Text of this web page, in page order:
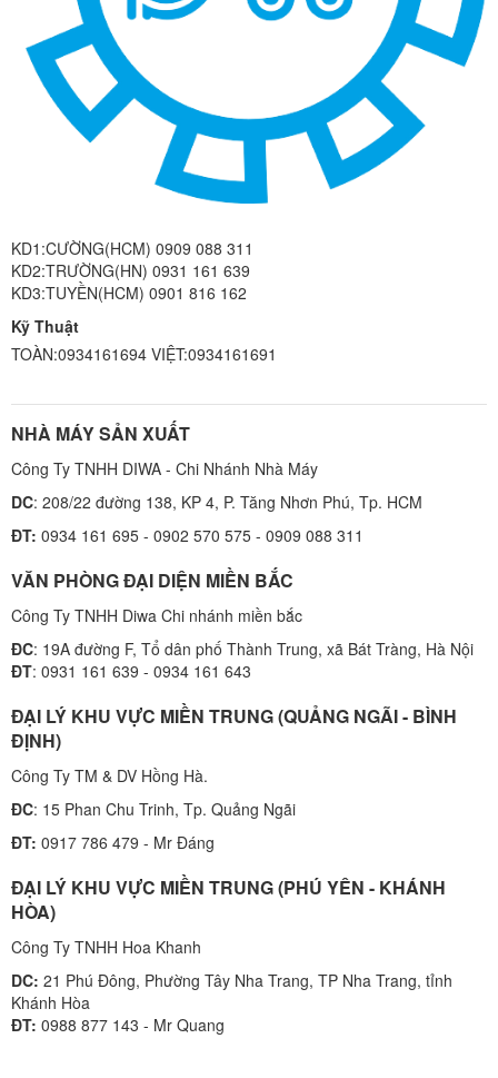
KD1:CƯỜNG(HCM) 0909 088 311
KD2:TRƯỜNG(HN) 0931 161 639
KD3:TUYỀN(HCM) 0901 816 162
Kỹ Thuật
TOÀN:0934161694 VIỆT:0934161691
NHÀ MÁY SẢN XUẤT
Công Ty TNHH DIWA - Chi Nhánh Nhà Máy
DC: 208/22 đường 138, KP 4, P. Tăng Nhơn Phú, Tp. HCM
ĐT: 0934 161 695 - 0902 570 575 - 0909 088 311
VĂN PHÒNG ĐẠI DIỆN MIỀN BẮC
Công Ty TNHH Diwa Chi nhánh miền bắc
ĐC: 19A đường F, Tổ dân phố Thành Trung, xã Bát Tràng, Hà Nội
ĐT: 0931 161 639 - 0934 161 643
ĐẠI LÝ KHU VỰC MIỀN TRUNG (QUẢNG NGÃI - BÌNH
ĐỊNH)
Công Ty TM & DV Hồng Hà.
ĐC: 15 Phan Chu Trinh, Tp. Quảng Ngãi
ĐT: 0917 786 479 - Mr Đáng
ĐẠI LÝ KHU VỰC MIỀN TRUNG (PHÚ YÊN - KHÁNH
HÒA)
Công Ty TNHH Hoa Khanh
DC: 21 Phú Đông, Phường Tây Nha Trang, TP Nha Trang, tỉnh
Khánh Hòa
ĐT: 0988 877 143 - Mr Quang